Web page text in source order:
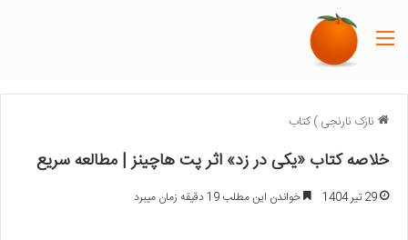
نازک نارنجی)کتاب
خلاصه کتاب «یکی در زد» اثر پت هاچینز | مطالعه سریع
29 تیر 1404 خواندن این مطلب 19 دقیقه زمان میبرد